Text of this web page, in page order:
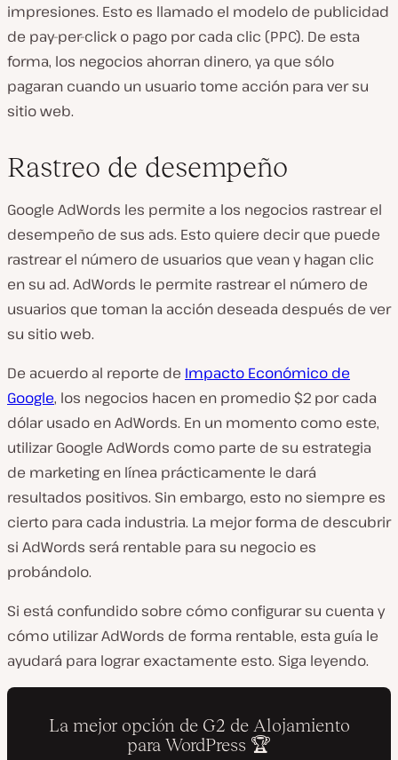
impresiones. Esto es llamado el modelo de publicidad
de pay-per-click o pago por cada clic (PPC). De esta
forma, los negocios ahorran dinero, ya que sólo
pagaran cuando un usuario tome acción para ver su
sitio web.
Rastreo de desempeño
Google AdWords les permite a los negocios rastrear el
desempeño de sus ads. Esto quiere decir que puede
rastrear el número de usuarios que vean y hagan clic
en su ad. AdWords le permite rastrear el número de
usuarios que toman la acción deseada después de ver
su sitio web.
De acuerdo al reporte de Impacto Económico de
Google, los negocios hacen en promedio $2 por cada
dólar usado en AdWords. En un momento como este,
utilizar Google AdWords como parte de su estrategia
de marketing en línea prácticamente le dará
resultados positivos. Sin embargo, esto no siempre es
cierto para cada industria. La mejor forma de descubrir
si AdWords será rentable para su negocio es
probándolo.
Si está confundido sobre cómo configurar su cuenta y
cómo utilizar AdWords de forma rentable, esta guía le
ayudará para lograr exactamente esto. Siga leyendo.